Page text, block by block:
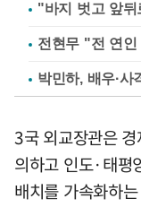
"바지 벗고 앞
전현무 "전 연인
박민하, 배우·
3국 외교장관은
의하고 인도·태평
배치를 가속화하